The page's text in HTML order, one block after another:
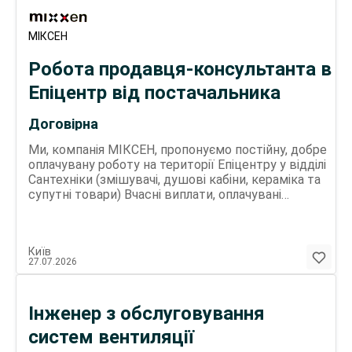
МІКСЕН
Договірна
Робота продавця-консультанта в
Епіцентр від постачальника
Ми, компанія МІКСЕН, пропонуємо постійну, добре
оплачувану роботу на території Епіцентру у відділі
Сантехніки (змішувачі, душові кабіни, кераміка та
супутні товари) Вчасні виплати, оплачувані
обмежень: Борщагівка, вул. Кришталева, 6
Позняки, пр-т Григоренка, 40 вул. Берковецька, 6-
посаді: Консультувати покупців щодо продукції
брендів Mixxen / Emmevi (змішувачі, душові кабіни,
кераміка та супутні товари); Допомагати з
Київ
27.07.2026
Інженер з обслуговування
систем вентиляції